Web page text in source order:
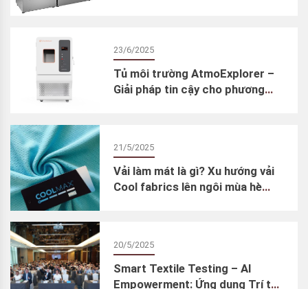
23/6/2025
Tủ môi trường AtmoExplorer –
Giải pháp tin cậy cho phương
21/5/2025
Vải làm mát là gì? Xu hướng vải
Cool fabrics lên ngôi mùa hè
20/5/2025
Smart Textile Testing – AI
Empowerment: Ứng dụng Trí tuệ